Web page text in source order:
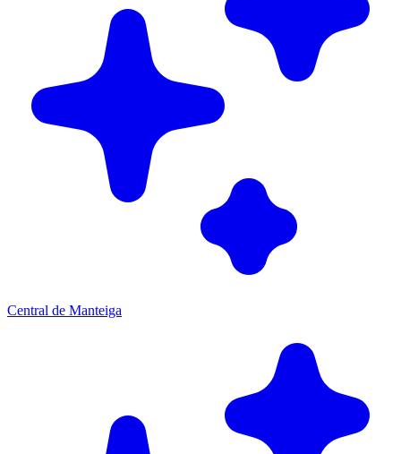
Central de Manteiga